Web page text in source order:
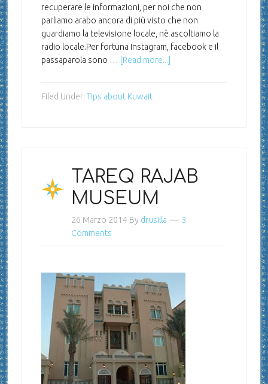
recuperare le informazioni, per noi che non
parliamo arabo ancora di più visto che non
guardiamo la televisione locale, nè ascoltiamo la
radio locale.Per fortuna Instagram, facebook e il
passaparola sono …
[Read more...]
Filed Under: Tips about Kuwait
TAREQ RAJAB
MUSEUM
26 Marzo 2014 By drusilla
3
Comments